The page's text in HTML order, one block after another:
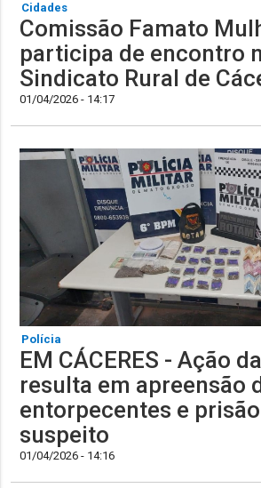
Cidades
Comissão Famato
participa de encontro
Sindicato Rural de
01/04/2026 - 14:17
Polícia
EM CÁCERES - Ação
resulta em apreensão
entorpecentes e
suspeito
01/04/2026 - 14:16